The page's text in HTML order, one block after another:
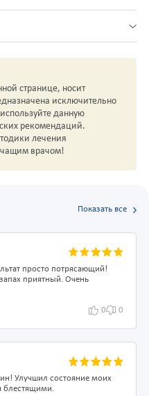
странице, носит
исключительно
данную
рекомендаций.
лечения
врачом!
Показать все
просто потрясающий!
приятный. Очень
0 0
Улучшил состояние моих
блестящими.